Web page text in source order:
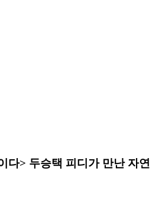
다> 두승택 피디가 만난 자연